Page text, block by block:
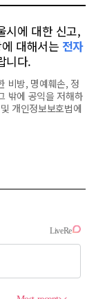
시에 대한 신고,
대해서는 전자
니다.
비방, 명예훼손, 정
밖에 공익을 저해하
개인정보보호법에